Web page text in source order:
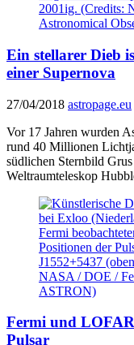
Ein stellarer Dieb
einer Supernova
27/04/2018 astropage.eu
Vor 17 Jahren wurden
rund 40 Millionen
südlichen Sternbild
Weltraumteleskop
Fermi und
Pulsar